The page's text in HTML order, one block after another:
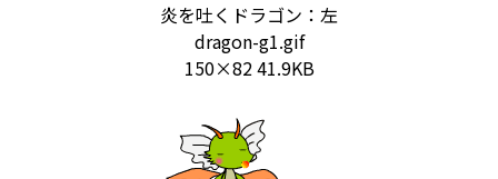
炎を吐くドラゴン：左
dragon-g1.gif
150×82 41.9KB